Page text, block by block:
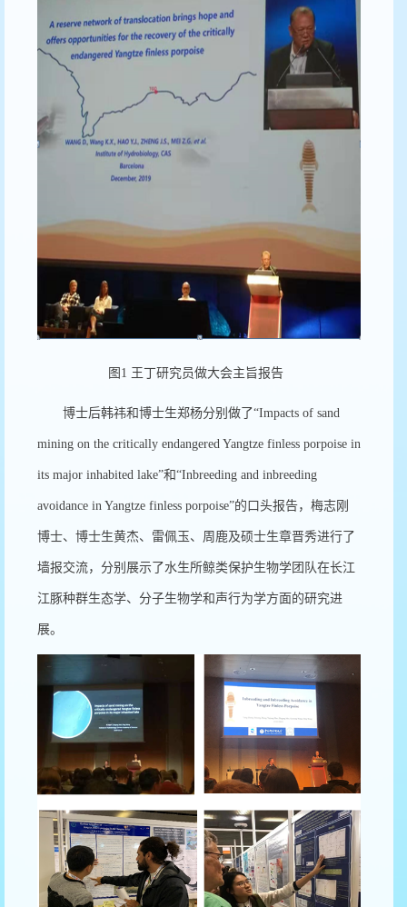
图 1 王丁研究员做大会主旨报告
博士后韩祎和博士生郑杨分别做了“Impacts of sand
mining on the critically endangered Yangtze finless porpoise in
its major inhabited lake”和“Inbreeding and inbreeding
avoidance in Yangtze finless porpoise”的口头报告，梅志刚
博士、博士生黄杰、雷佩玉、周鹿及硕士生章晋秀进行了
墙报交流，分别展示了水生所鲸类保护生物学团队在长江
江豚种群生态学、分子生物学和声行为学方面的研究进
展。